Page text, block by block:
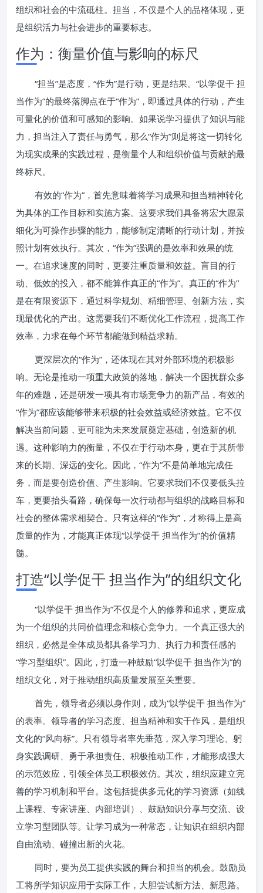
组织和社会的中流砥柱。担当，不仅是个人的品格体现，更
是组织活力与社会进步的重要标志。
作为：衡量价值与影响的标尺
“担当”是态度，“作为”是行动，更是结果。“以学促干 担
当作为”的最终落脚点在于“作为”，即通过具体的行动，产生
可量化的价值和可感知的影响。如果说学习提供了知识与能
力，担当注入了责任与勇气，那么“作为”则是将这一切转化
为现实成果的实践过程，是衡量个人和组织价值与贡献的最
终标尺。
有效的“作为”，首先意味着将学习成果和担当精神转化
为具体的工作目标和实施方案。这要求我们具备将宏大愿景
细化为可操作步骤的能力，能够制定清晰的行动计划，并按
照计划有效执行。其次，“作为”强调的是效率和效果的统
一。在追求速度的同时，更要注重质量和效益。盲目的行
动、低效的投入，都不能算作真正的“作为”。真正的“作为”
是在有限资源下，通过科学规划、精细管理、创新方法，实
现最优化的产出。这需要我们不断优化工作流程，提高工作
效率，力求在每个环节都能做到精益求精。
更深层次的“作为”，还体现在其对外部环境的积极影
响。无论是推动一项重大政策的落地，解决一个困扰群众多
年的难题，还是研发一项具有市场竞争力的新产品，有效的
“作为”都应该能够带来积极的社会效益或经济效益。它不仅
解决当前问题，更可能为未来发展奠定基础，创造新的机
遇。这种影响力的衡量，不仅在于行动本身，更在于其所带
来的长期、深远的变化。因此，“作为”不是简单地完成任
务，而是要创造价值、产生影响。它要求我们不仅要低头拉
车，更要抬头看路，确保每一次行动都与组织的战略目标和
社会的整体需求相契合。只有这样的“作为”，才称得上是高
质量的作为，才能真正体现“以学促干 担当作为”的价值精
髓。
打造“以学促干 担当作为”的组织文化
“以学促干 担当作为”不仅是个人的修养和追求，更应成
为一个组织的共同价值理念和核心竞争力。一个真正强大的
组织，必然是全体成员都具备学习力、执行力和责任感的
“学习型组织”。因此，打造一种鼓励“以学促干 担当作为”的
组织文化，对于推动组织高质量发展至关重要。
首先，领导者必须以身作则，成为“以学促干 担当作为”
的表率。领导者的学习态度、担当精神和实干作风，是组织
文化的“风向标”。只有领导者率先垂范，深入学习理论、躬
身实践调研、勇于承担责任、积极推动工作，才能形成强大
的示范效应，引领全体员工积极效仿。其次，组织应建立完
善的学习机制和平台。这包括提供多元化的学习资源（如线
上课程、专家讲座、内部培训）、鼓励知识分享与交流、设
立学习型团队等。让学习成为一种常态，让知识在组织内部
自由流动、碰撞出新的火花。
同时，要为员工提供实践的舞台和担当的机会。鼓励员
工将所学知识应用于实际工作，大胆尝试新方法、新思路。